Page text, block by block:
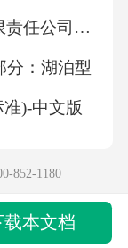
2025陕西延长石油(集团)有限责任公司科技人才招聘116人笔试备考试题及答案解析
分：湖泊型
)-中文版
852-1180
载本文档